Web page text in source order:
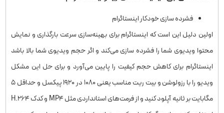
فشرده سازی خودکار اینستاگرام
اولین دلیل این است که اینستاگرام برای بهینه‌سازی سرعت بارگذاری و نمایش
محتوا ویدیوی شما را فشرده سازی می‌کند و اگر حجم ویدیوی شما بالا باشد
اینستاگرام برای کاهش حجم کیفیت را پایین می‌آورد و برای حل این مشکل
ویدیو را با رزولوشن و بیت ریت مناسب یعنی ۱۰۸۰ در ۱۹۲۰ پیکسل و حداقل ۵
مگابایت بر ثانیه آپلود کنید و از فرمت‌های استانداردی مثل MP4 و کدک H.۲۶۴